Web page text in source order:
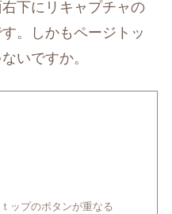
下にリキャプチャの
。しかもページトッ
いですか。
ップのボタンが重なる